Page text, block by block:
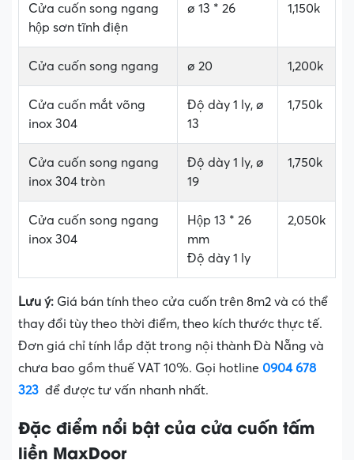
Cửa cuốn song ngang
hộp sơn tĩnh điện
ø 13 * 26 1,150k
Cửa cuốn song ngang ø 20 1,200k
Cửa cuốn mắt võng
inox 304
Độ dày 1 ly, ø
13
1,750k
Cửa cuốn song ngang
inox 304 tròn
Độ dày 1 ly, ø
19
1,750k
Cửa cuốn song ngang
inox 304
Hộp 13 * 26
mm
Độ dày 1 ly
2,050k
Lưu ý: Giá bán tính theo cửa cuốn trên 8m2 và có thể
thay đổi tùy theo thời điểm, theo kích thước thực tế.
Đơn giá chỉ tính lắp đặt trong nội thành Đà Nẵng và
chưa bao gồm thuế VAT 10%. Gọi hotline 0904 678
323 để được tư vấn nhanh nhất.
Đặc điểm nổi bật của cửa cuốn tấm
liền MaxDoor